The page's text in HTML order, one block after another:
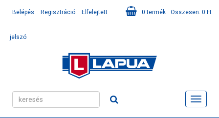
Összesen: 0 Ft
0 termék
Belépés Regisztráció Elfelejtett
jelszó